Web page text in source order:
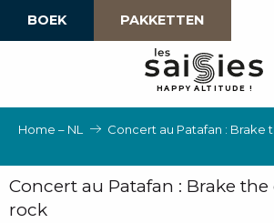
BOEK PAKKETTEN
HAPPY ALTI TU D E !
Home – NL Concert au Patafan :
Concert au Patafan : Brake
rock